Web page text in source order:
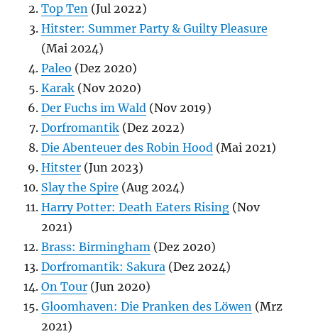
Top Ten (Jul 2022)
Hitster: Summer Party & Guilty Pleasure
(Mai 2024)
Paleo (Dez 2020)
Karak (Nov 2020)
Der Fuchs im Wald (Nov 2019)
Dorfromantik (Dez 2022)
Die Abenteuer des Robin Hood (Mai 2021)
Hitster (Jun 2023)
Slay the Spire (Aug 2024)
Harry Potter: Death Eaters Rising (Nov
2021)
Brass: Birmingham (Dez 2020)
Dorfromantik: Sakura (Dez 2024)
On Tour (Jun 2020)
Gloomhaven: Die Pranken des Löwen (Mrz
2021)